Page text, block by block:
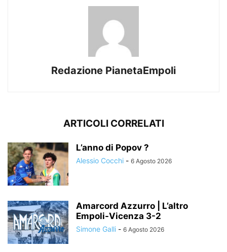
Redazione PianetaEmpoli
ARTICOLI CORRELATI
L’anno di Popov ?
Alessio Cocchi - 6 Agosto 2026
Amarcord Azzurro | L’altro
Empoli-Vicenza 3-2
Simone Galli - 6 Agosto 2026